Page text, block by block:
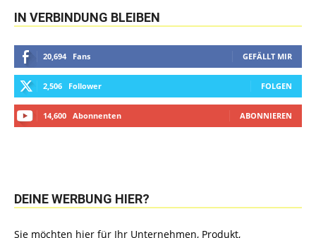
IN VERBINDUNG BLEIBEN
20,694 Fans GEFÄLLT MIR
2,506 Follower FOLGEN
14,600 Abonnenten ABONNIEREN
DEINE WERBUNG HIER?
Sie möchten hier für Ihr Unternehmen, Produkt,